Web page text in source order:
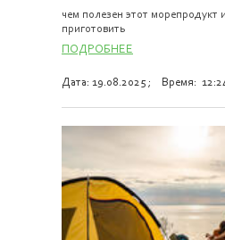
чем полезен этот морепродукт
приготовить
ПОДРОБНЕЕ
Дата: 19.08.2025 ; Время: